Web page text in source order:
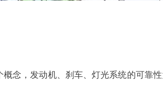
念，发动机、刹车、灯光系统的可靠